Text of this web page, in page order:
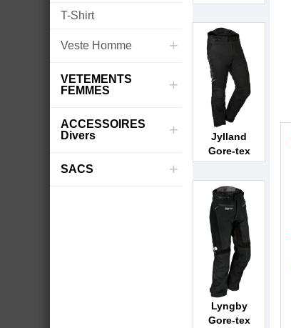
T-Shirt
Veste Homme +
VETEMENTS
FEMMES
+
ACCESSOIRES
Divers
+
SACS +
Jylland
Gore-tex
Lyngby
Gore-tex